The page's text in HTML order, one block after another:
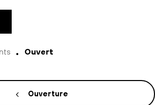
Ouvert
Ouverture